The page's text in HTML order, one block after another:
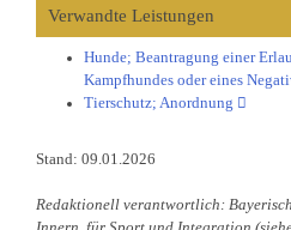
Verwandte Leistungen
Hunde; Beantragung einer
Kampfhundes oder eines
Tierschutz; Anordnung
Stand: 09.01.2026
Redaktionell verantwortlich: